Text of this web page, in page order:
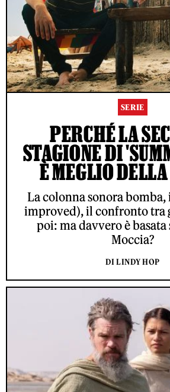
SERIE
PERCHÉ LA
STAGIONE DI
È MEGLIO
La colonna sonora bomba,
improved), il confronto tra
poi: ma davvero è basata
Moccia?
DI LINDY HOP